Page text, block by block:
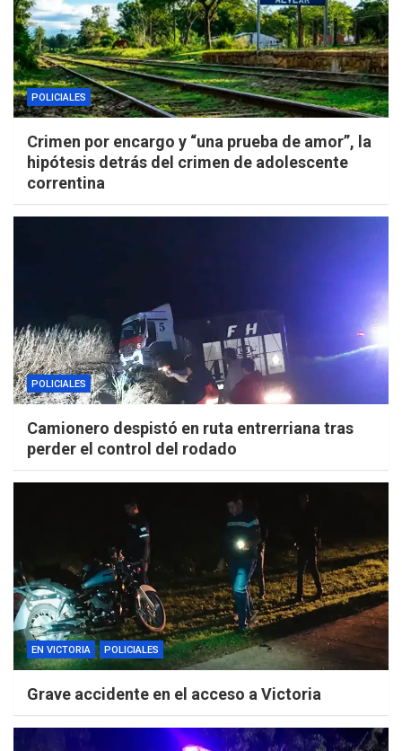
POLICIALES
Crimen por encargo y “una prueba de amor”, la
hipótesis detrás del crimen de adolescente
correntina
POLICIALES
Camionero despistó en ruta entrerriana tras
perder el control del rodado
EN VICTORIA POLICIALES
Grave accidente en el acceso a Victoria